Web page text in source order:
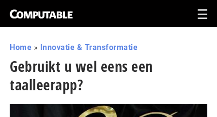
Home » Innovatie & Transformatie
Gebruikt u wel eens een
taalleerapp?